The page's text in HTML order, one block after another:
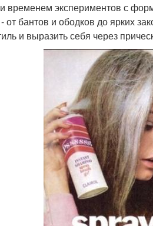
временем экспериментов с
от бантов и ободков до ярких
и выразить себя через